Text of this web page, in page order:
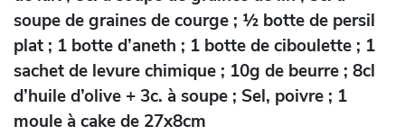
soupe de graines de courge ; ½ botte de persil
plat ; 1 botte d’aneth ; 1 botte de ciboulette ; 1
sachet de levure chimique ; 10g de beurre ; 8cl
d’huile d’olive + 3c. à soupe ; Sel, poivre ; 1
moule à cake de 27x8cm